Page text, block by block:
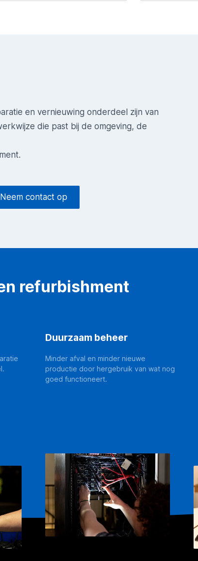
en vernieuwing onderdeel zijn van
die past bij de omgeving, de
Neem contact op
refurbishment
Duurzaam beheer
Minder afval en minder nieuwe
productie door hergebruik van wat nog
goed functioneert.